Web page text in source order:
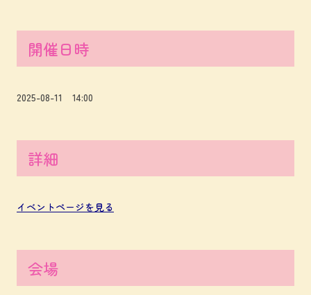
開催日時
2025-08-11 14:00
詳細
イベントページを見る
会場